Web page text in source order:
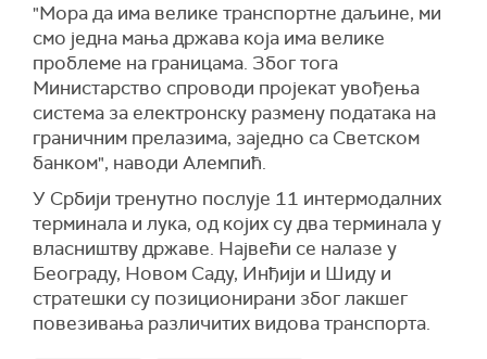
"Мора да има велике транспортне даљине, ми
смо једна мања држава која има велике
проблеме на границама. Због тога
Министарство спроводи пројекат увођења
система за електронску размену података на
граничним прелазима, заједно са Светском
банком", наводи Алемпић.
У Србији тренутно послује 11 интермодалних
терминала и лука, од којих су два терминала у
власништву државе. Највећи се налазе у
Београду, Новом Саду, Инђији и Шиду и
стратешки су позиционирани због лакшег
повезивања различитих видова транспорта.